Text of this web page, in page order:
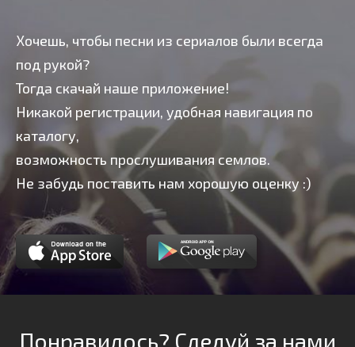
Хочешь, чтобы песни из сериалов были всегда
под рукой?
Тогда скачай наше приложение!
Никакой регистрации, удобная навигация по
каталогу,
возможность прослушивания семлов.
Не забудь поставить нам хорошую оценку :)
Понравилось? Следуй за нами